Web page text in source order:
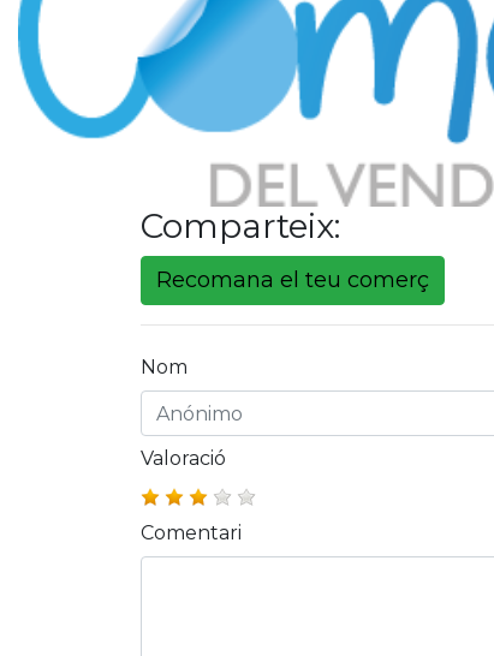
Comparteix:
Recomana el teu comerç
Nom
Valoració
Comentari